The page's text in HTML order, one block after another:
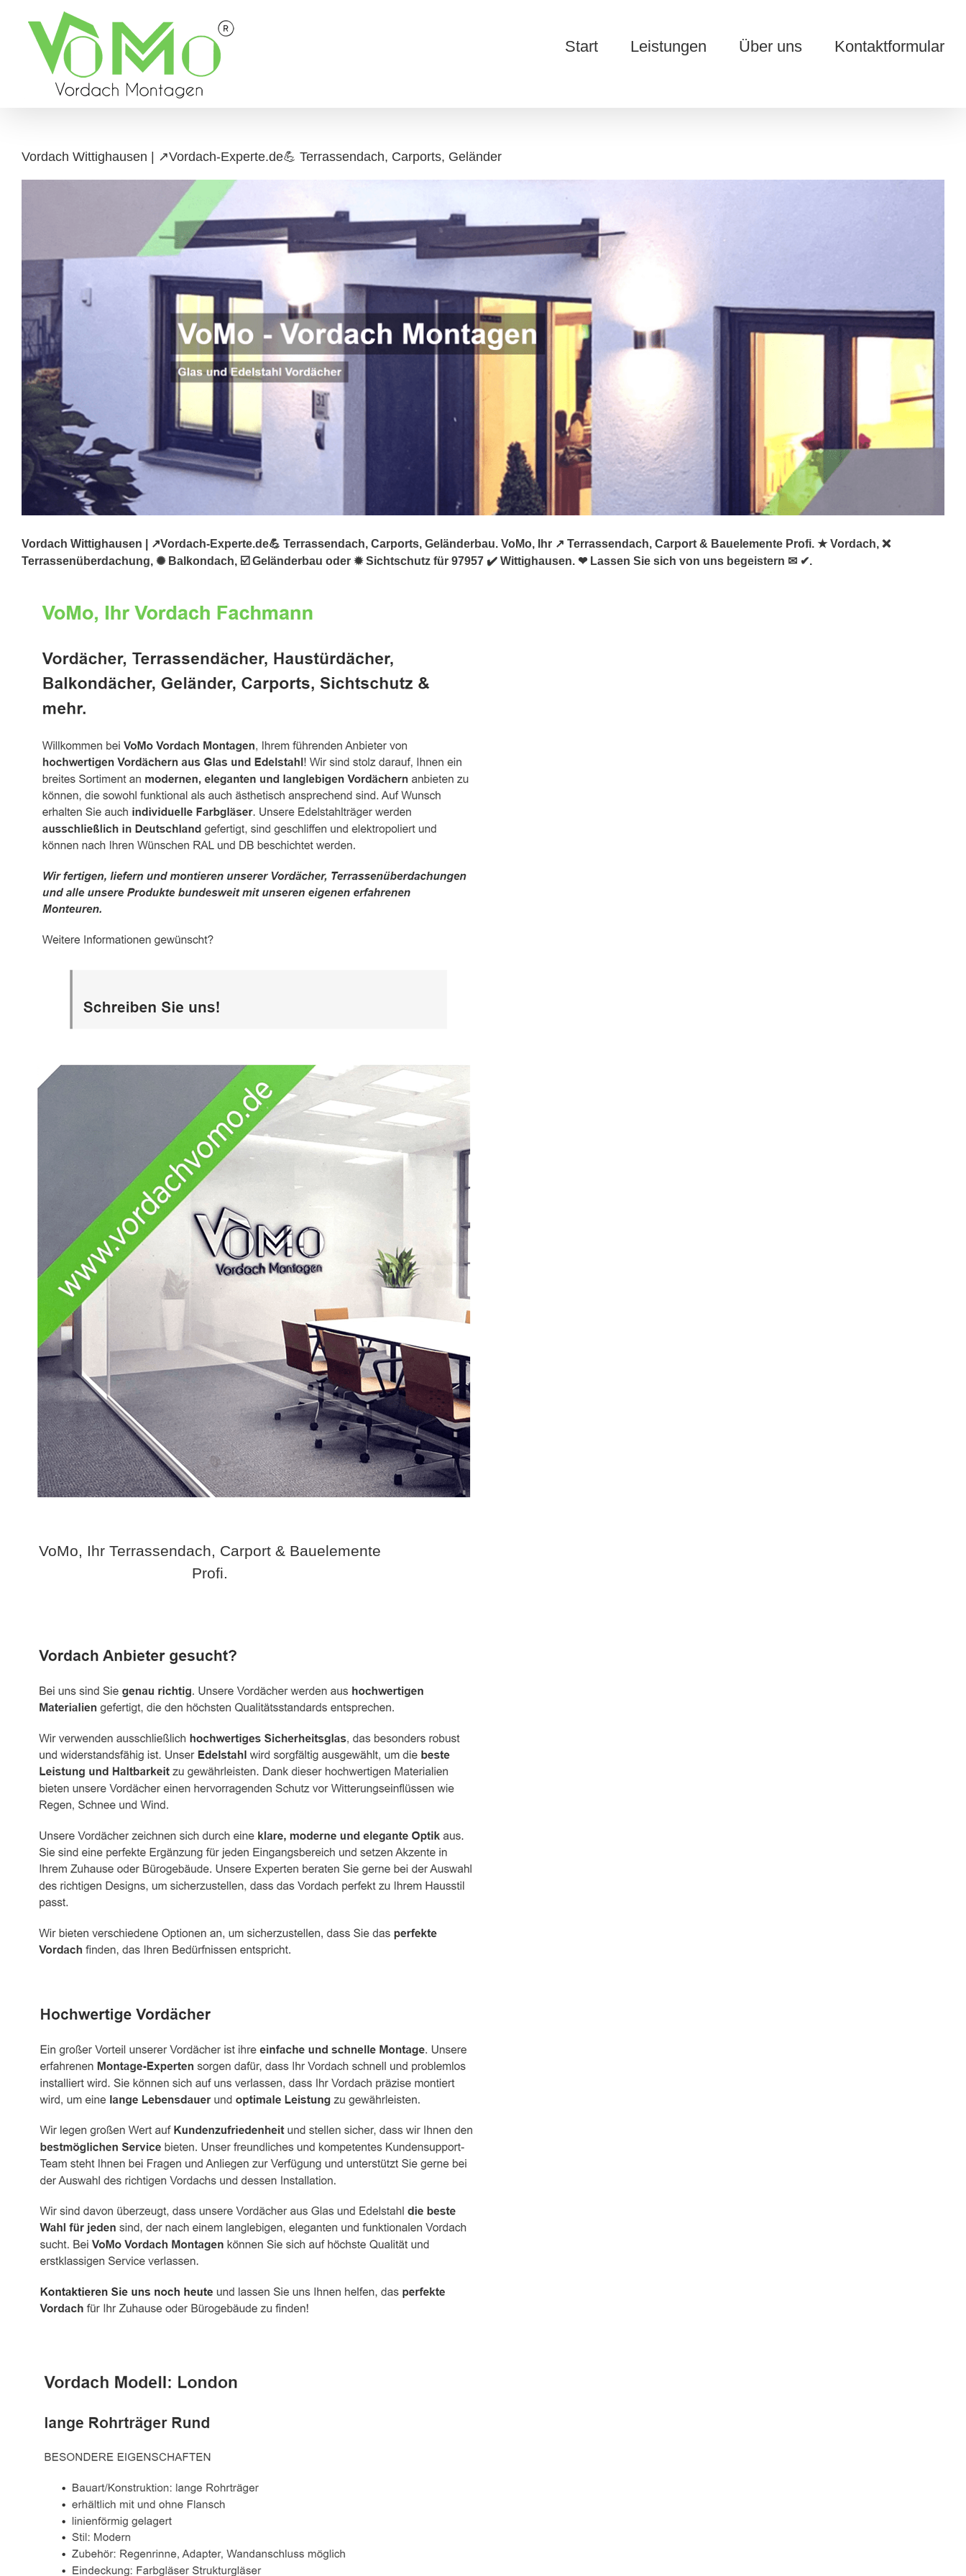
content
Start Leistungen Über uns Kontaktformular
Vordach Wittighausen | ↗️Vordach-Experte.de💪 Terrassendach, Carports, Geländer
Vordach Wittighausen | ↗️Vordach-Experte.de💪 Terrassendach, Carports, Geländerbau. VoMo, Ihr ↗️ Terrassendach, Carport & Bauelemente Profi. ★ Vordach, ❌
Terrassenüberdachung, ✺ Balkondach, ☑️ Geländerbau oder ✹ Sichtschutz für 97957 ✔️ Wittighausen. ❤ Lassen Sie sich von uns begeistern ✉ ✔.
VoMo, Ihr Terrassendach, Carport & Bauelemente
Profi.